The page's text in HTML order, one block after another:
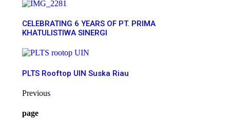
CELEBRATING 6 YEARS OF PT. PRIMA
KHATULISTIWA SINERGI
PLTS Rooftop UIN Suska Riau
Previous
page